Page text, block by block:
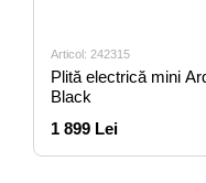
Articol: 242315
Plită electrică mini
Black
1 899 Lei